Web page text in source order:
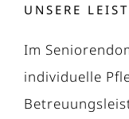
UNSERE
Im
individuelle